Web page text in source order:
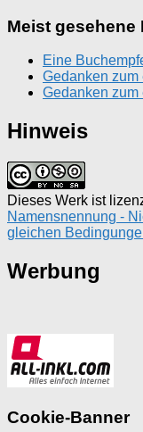
Meist gesehene
Eine
Gedanken zum
Gedanken zum
Hinweis
Dieses Werk ist
Namensnennung -
gleichen
Werbung
Cookie-Banner